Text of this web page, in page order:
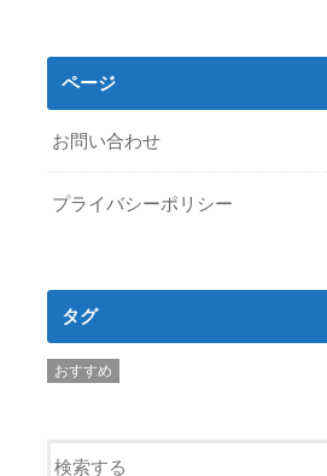
ページ
お問い合わせ
プライバシーポリシー
タグ
おすすめ